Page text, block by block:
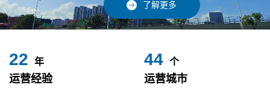
了解更多
24 年
运营经验
49 个
运营城市